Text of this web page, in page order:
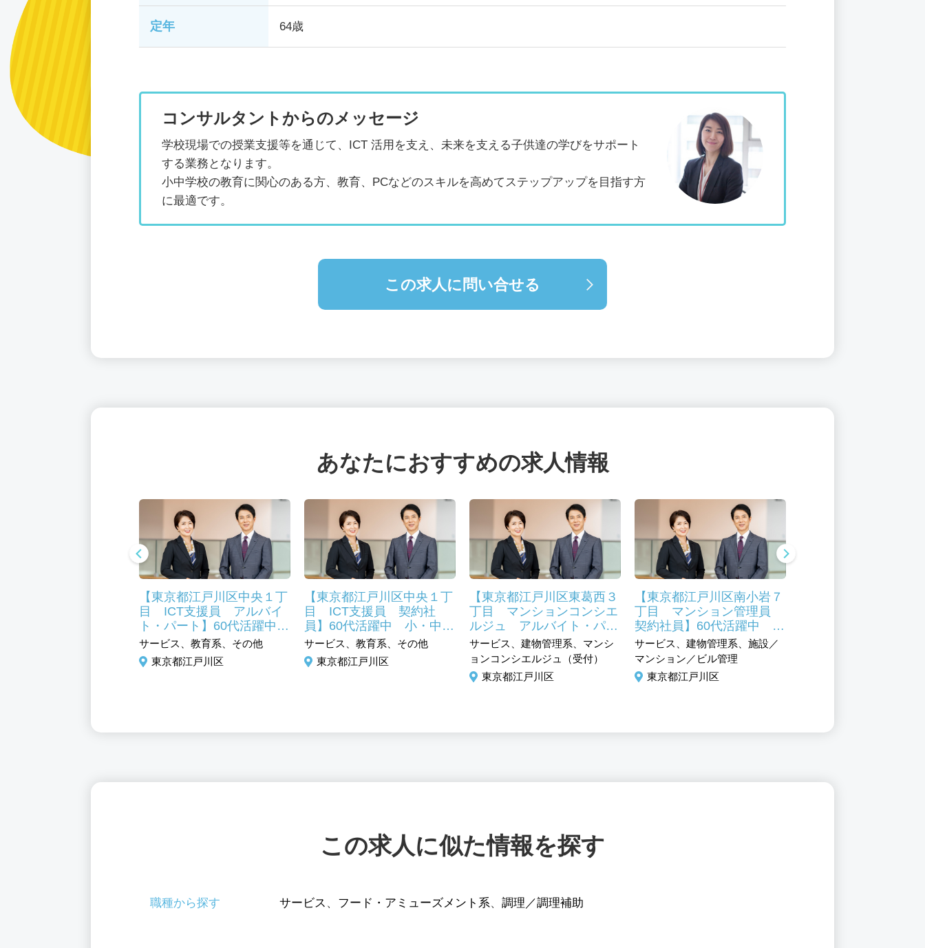
定年 64歳
コンサルタントからのメッセージ
学校現場での授業支援等を通じて、ICT 活用を支え、未来を支える子供達の学びをサポート
する業務となります。
小中学校の教育に関心のある方、教育、PCなどのスキルを高めてステップアップを目指す方
に最適です。
この求人に問い合せる
あなたにおすすめの求人情報
【東京都江戸川区中央１丁
目 ICT支援員 アルバイ
ト・パート】60代活躍中
小・中学校のＰＣを使った
授業サポート 未経験歓迎
サービス、教育系、その他
東京都江戸川区
【東京都江戸川区中央１丁
目 ICT支援員 契約社
員】60代活躍中 小・中学
校のＰＣを使った授業サポ
ート 未経験歓迎
サービス、教育系、その他
東京都江戸川区
【東京都江戸川区東葛西３
丁目 マンションコンシエ
ルジュ アルバイト・パー
ト】50代未経験活躍中 マ
ンションコンシェルジュ
サービス、建物管理系、マンシ
ョンコンシエルジュ（受付）
東京都江戸川区
【東京都江戸川区南小岩７
丁目 マンション管理員
契約社員】60代活躍中 マ
ンション管理員未経験から
スタートOK
サービス、建物管理系、施設／
マンション／ビル管理
東京都江戸川区
この求人に似た情報を探す
職種から探す サービス 、 フード・アミューズメント系、 調理／調理補助